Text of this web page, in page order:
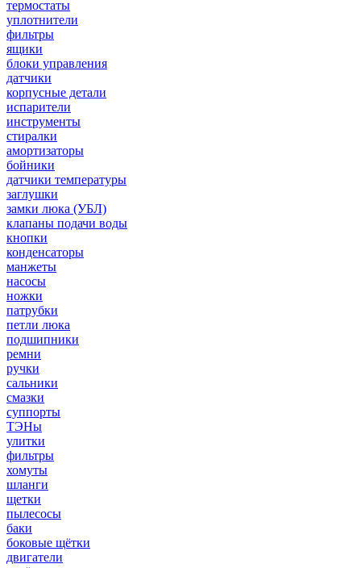
термостаты
уплотнители
фильтры
ящики
блоки управления
датчики
корпусные детали
испарители
инструменты
стиралки
амортизаторы
бойники
датчики температуры
заглушки
замки люка (УБЛ)
клапаны подачи воды
кнопки
конденсаторы
манжеты
насосы
ножки
патрубки
петли люка
подшипники
ремни
ручки
сальники
смазки
суппорты
ТЭНы
улитки
фильтры
хомуты
шланги
щетки
пылесосы
баки
боковые щётки
двигатели